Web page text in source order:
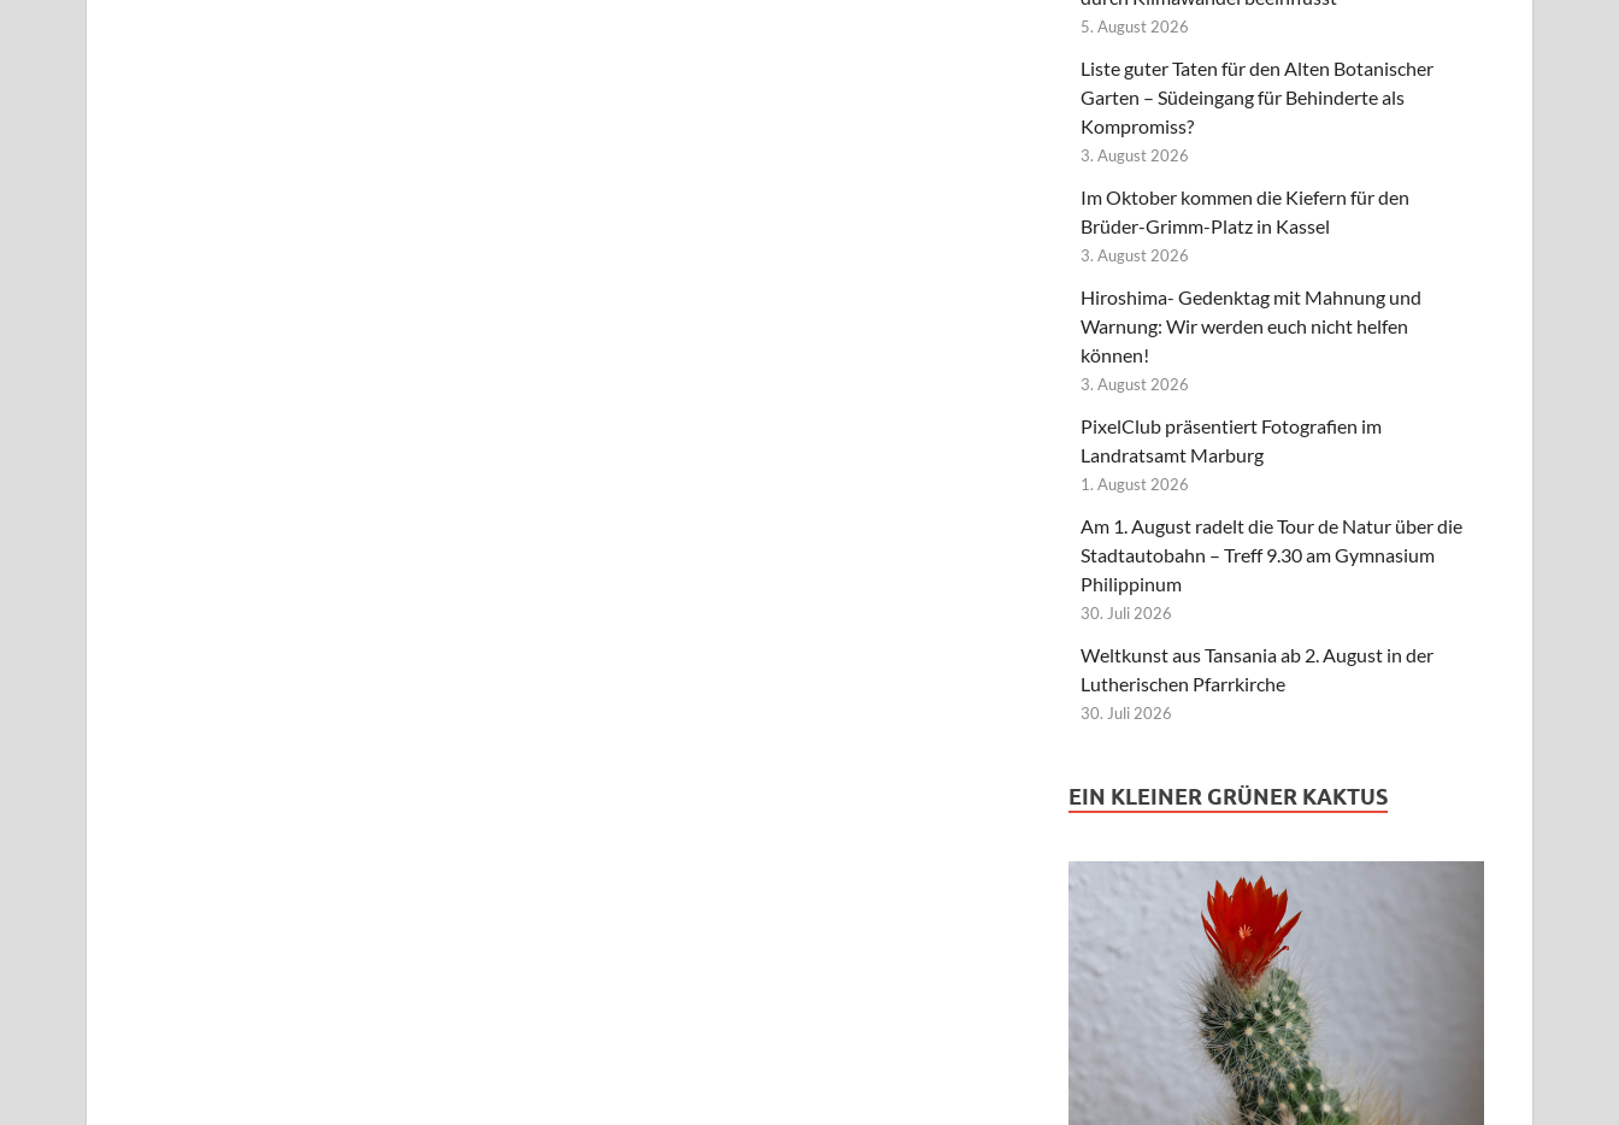
5. August 2026
Liste guter Taten für den Alten Botanischer
Garten – Südeingang für Behinderte als
Kompromiss?
3. August 2026
Im Oktober kommen die Kiefern für den
Brüder-Grimm-Platz in Kassel
3. August 2026
Hiroshima- Gedenktag mit Mahnung und
Warnung: Wir werden euch nicht helfen
können!
3. August 2026
PixelClub präsentiert Fotografien im
Landratsamt Marburg
1. August 2026
Am 1. August radelt die Tour de Natur über die
Stadtautobahn – Treff 9.30 am Gymnasium
Philippinum
30. Juli 2026
Weltkunst aus Tansania ab 2. August in der
Lutherischen Pfarrkirche
30. Juli 2026
EIN KLEINER GRÜNER KAKTUS